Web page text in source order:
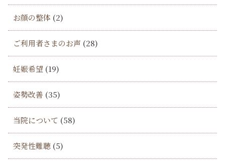
お顔の整体 (2)
ご利用者さまのお声 (28)
妊娠希望 (19)
姿勢改善 (35)
当院について (58)
突発性難聴 (5)